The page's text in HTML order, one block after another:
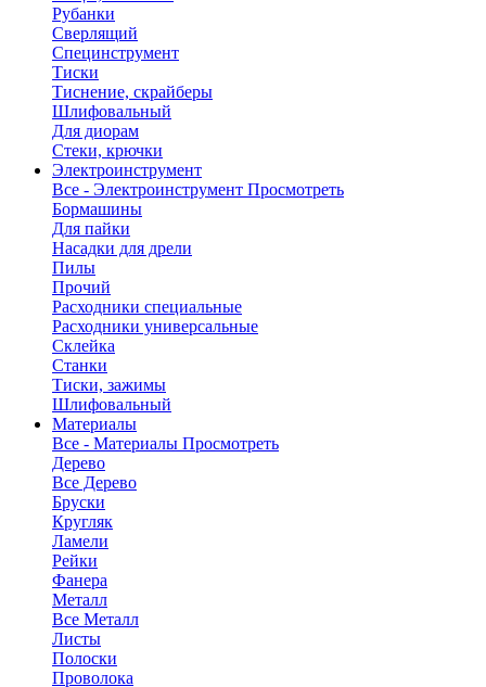
Рубанки
Сверлящий
Специнструмент
Тиски
Тиснение, скрайберы
Шлифовальный
Для диорам
Стеки, крючки
Электроинструмент
Все - Электроинструмент Просмотреть
Бормашины
Для пайки
Насадки для дрели
Пилы
Прочий
Расходники специальные
Расходники универсальные
Склейка
Станки
Тиски, зажимы
Шлифовальный
Материалы
Все - Материалы Просмотреть
Дерево
Все Дерево
Бруски
Кругляк
Ламели
Рейки
Фанера
Металл
Все Металл
Листы
Полоски
Проволока